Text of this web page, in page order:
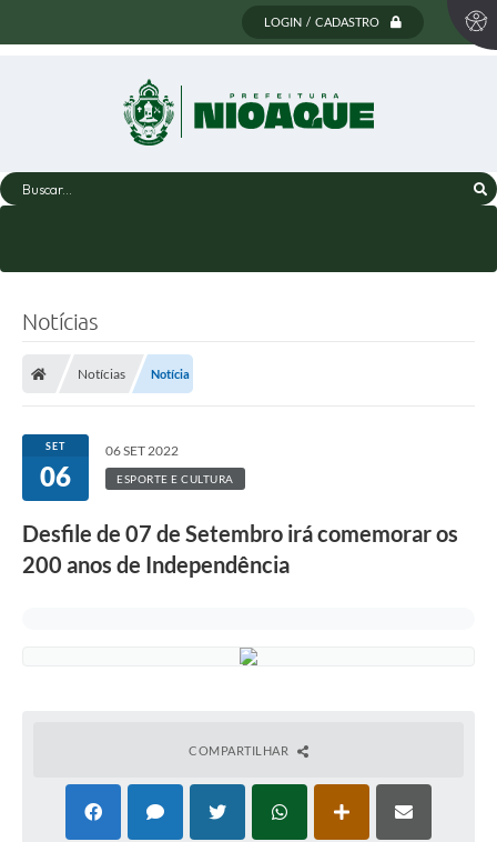
LOGIN / CADASTRO
Buscar...
Notícias
Notícias Notícia
SET
06
06 SET 2022
ESPORTE E CULTURA
Desfile de 07 de Setembro irá comemorar os
200 anos de Independência
COMPARTILHAR